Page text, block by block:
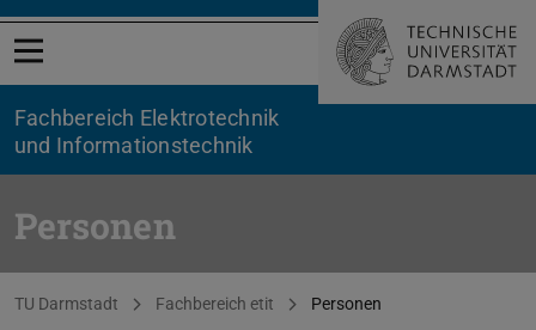
Menü öffnen
Fachbereich Elektrotechnik
und Informationstechnik
Personen
Sie befinden sich hier:
TU Darmstadt Fachbereich etit Personen